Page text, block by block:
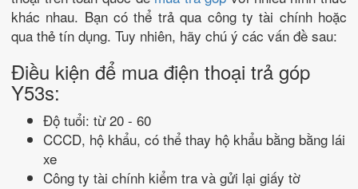
khác nhau. Bạn có thể trả qua công ty tài chính hoặc
qua thẻ tín dụng. Tuy nhiên, hãy chú ý các vấn đề sau:
Điều kiện để mua điện thoại trả góp
Y53s:
Độ tuổi: từ 20 - 60
CCCD, hộ khẩu, có thể thay hộ khẩu bằng bằng lái
xe
Công ty tài chính kiểm tra và gửi lại giấy tờ